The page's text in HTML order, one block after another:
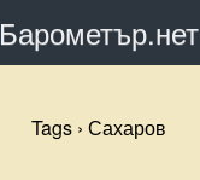
Барометър.нет
Tags › Сахаров